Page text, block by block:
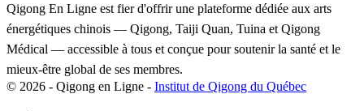
Qigong En Ligne est fier d'offrir une plateforme dédiée aux arts
énergétiques chinois — Qigong, Taiji Quan, Tuina et Qigong
Médical — accessible à tous et conçue pour soutenir la santé et le
mieux-être global de ses membres.
© 2026 - Qigong en Ligne - Institut de Qigong du Québec